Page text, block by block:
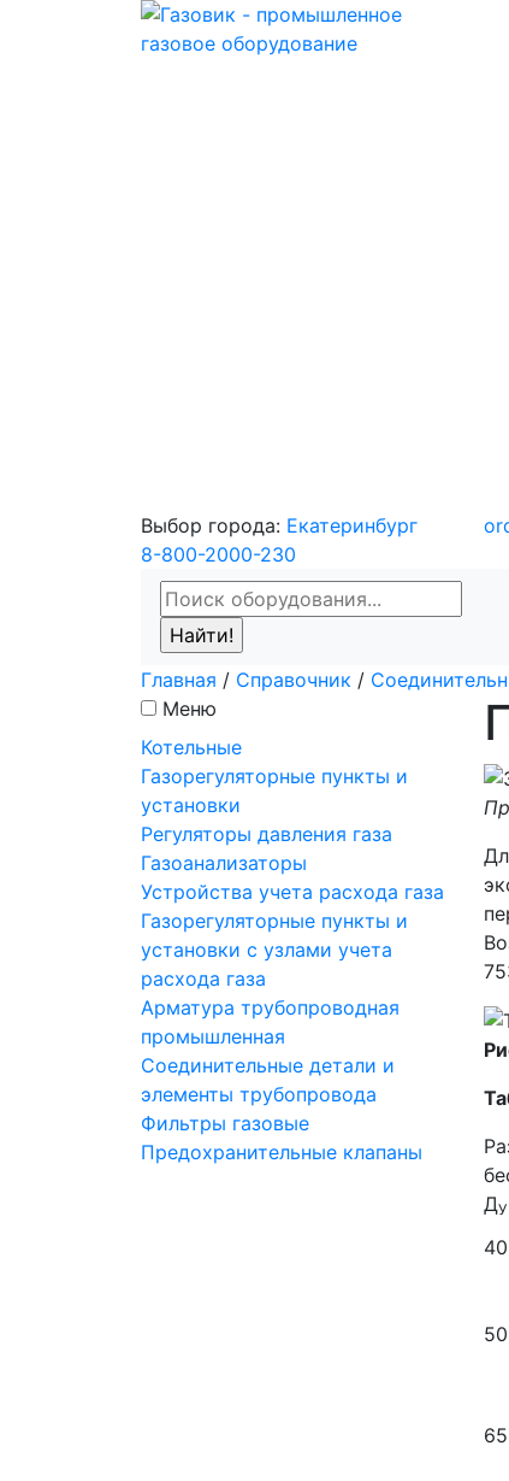
Выбор города: Екатеринбург
8-800-2000-230
Главная / Справочник /
Меню
Котельные
Газорегуляторные пункты и
установки
Регуляторы давления газа
Газоанализаторы
Устройства учета расхода газа
Газорегуляторные пункты и
установки с узлами учета
расхода газа
Арматура трубопроводная
промышленная
Соединительные детали и
элементы трубопровода
Фильтры газовые
Предохранительные клапаны
ДУ
40
50
65